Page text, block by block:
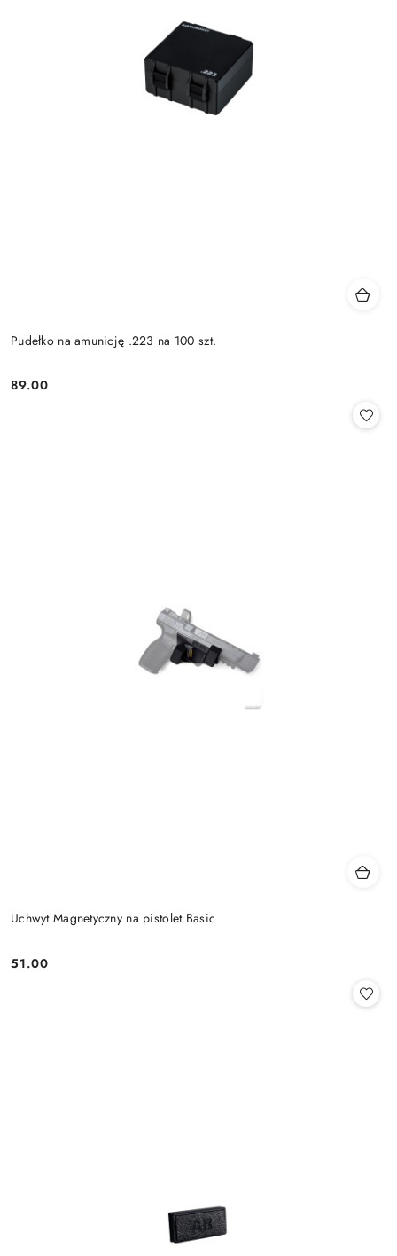
Pudełko na amunicję .223 na 100 szt.
Cena:
89.00
Uchwyt Magnetyczny na pistolet Basic
Cena:
51.00